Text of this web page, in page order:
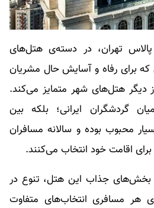
پالاس تهران، در دسته‌ی هتل‌های
که برای رفاه و آسایش حال مشریان
دیگر هتل‌های شهر متمایز می‌کند.
گردشگران ایرانی؛ بلکه بین
محبوب بوده و سالانه مسافران
اقامت خود انتخاب می‌کنند.
بخش‌های جذاب این هتل، تنوع در
هر مسافری انتخاب‌های متفاوت